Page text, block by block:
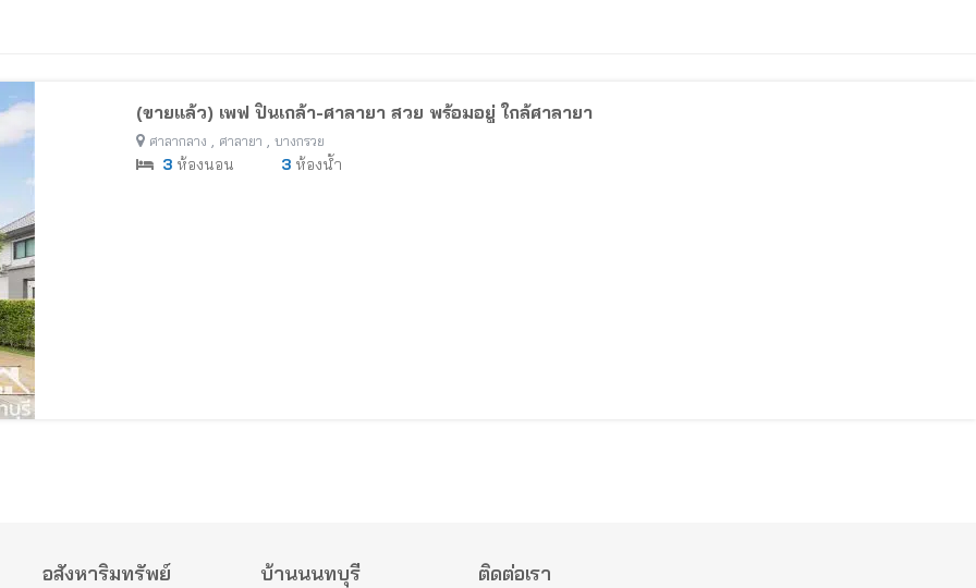
(ขายแล้ว) เพฟ ปิ่นเกล้า-ศาลายา สวย พร้อมอยู่ ใกล้ศาลายา
ศาลากลาง ศาลายา บางกรวย
3ห้องนอน 3ห้องน้ำ
อสังหาริมทรัพย์ บ้านนนทบุรี ติดต่อเรา